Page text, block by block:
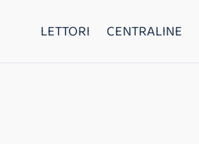
LETTORI CENTRALINE